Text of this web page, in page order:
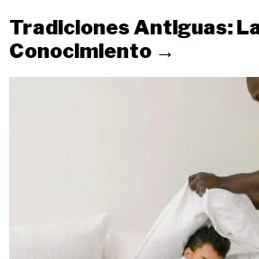
Tradiciones Antiguas:
Conocimiento →